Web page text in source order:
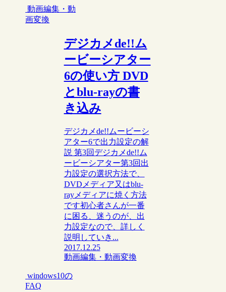
動画編集・動
画変換
デジカメde!!ム
ービーシアター
6の使い方 DVD
とblu-rayの書
き込み
デジカメde!!ムービーシ
アター6で出力設定の解
説 第3回デジカメde!!ム
ービーシアター第3回出
力設定の選択方法で、
DVDメディア又はblu-
rayメディアに焼く方法
です初心者さんが一番
に困る、迷うのが、出
力設定なので、詳しく
説明していき...
2017.12.25
動画編集・動画変換
windows10の
FAQ